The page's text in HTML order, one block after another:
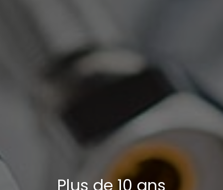
Plus de 10 ans